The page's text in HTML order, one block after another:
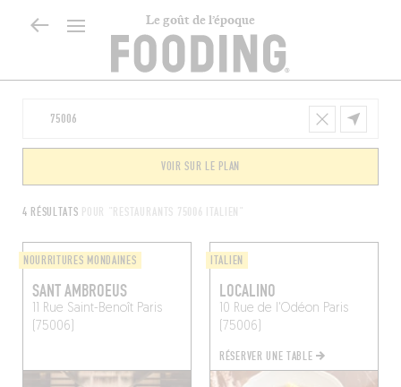
Le goût de l’époque
4 RÉSULTATS POUR "RESTAURANTS 75006 ITALIEN"
VOIR SUR LE PLAN
NOURRITURES MONDAINES
SANT AMBROEUS
11 Rue Saint-BenoîtParis
(75006)
ITALIEN
LOCALINO
10 Rue de l'Odéon Paris
(75006)
RÉSERVER UNE TABLE